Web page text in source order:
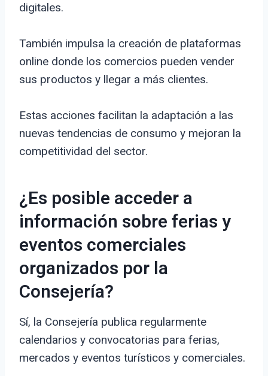
digitales.
También impulsa la creación de plataformas
online donde los comercios pueden vender
sus productos y llegar a más clientes.
Estas acciones facilitan la adaptación a las
nuevas tendencias de consumo y mejoran la
competitividad del sector.
¿Es posible acceder a
información sobre ferias y
eventos comerciales
organizados por la
Consejería?
Sí, la Consejería publica regularmente
calendarios y convocatorias para ferias,
mercados y eventos turísticos y comerciales.